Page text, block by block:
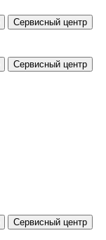
Сервисный центр
Сервисный центр
Сервисный центр